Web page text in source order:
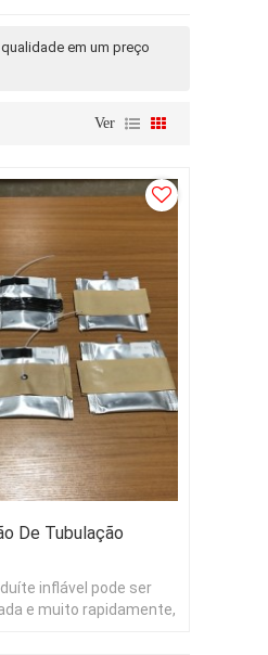
em um preço
Ver
De Tubulação
inflável pode ser
e muito rapidamente,